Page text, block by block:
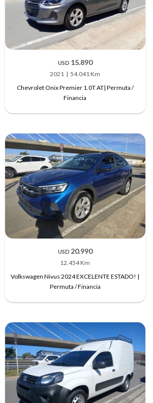
USD 15.890
2021
54.041 Km
Chevrolet Onix Premier 1.0T AT| Permuta /
Financia
USD 20.990
12.454 Km
Volkswagen Nivus 2024 EXCELENTE ESTADO! |
Permuta / Financia